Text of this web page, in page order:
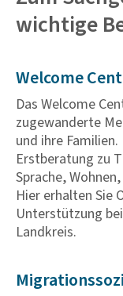
wichtige
Welcome
Das Welcome
zugewanderte
und ihre
Erstberatung zu
Sprache,
Hier erhalten Sie
Unterstützung
Landkreis.